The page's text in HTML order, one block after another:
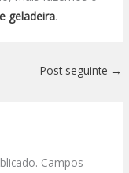
geladeira.
Post seguinte →
Campos